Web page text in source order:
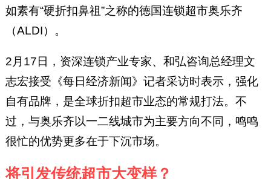
如素有“硬折扣鼻祖”之称的德国连锁超市奥乐齐
（ALDI）。
2月17日，资深连锁产业专家、和弘咨询总经理文
志宏接受《每日经济新闻》记者采访时表示，强化
自有品牌，是全球折扣超市业态的常规打法。不
过，与奥乐齐以一二线城市为主要方向不同，鸣鸣
很忙的优势更多在于下沉市场。
将引发传统超市大变样？